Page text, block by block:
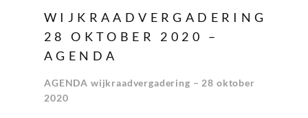
WIJKRAADVERGADERING
28 OKTOBER 2020 –
AGENDA
AGENDA wijkraadvergadering – 28 oktober
2020